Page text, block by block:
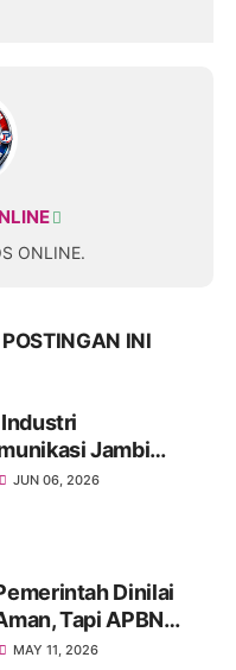
ONLINE.
INI
Jambi
Dorong
JUN 06, 2026
Dinilai
Tapi APBN
Kelenturan
MAY 11, 2026